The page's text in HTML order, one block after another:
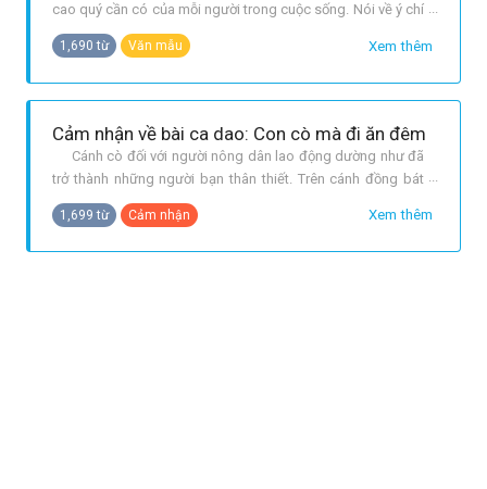
cao quý cần có của mỗi người trong cuộc sống. Nói về ý chí
nghị lực nhân dân ta có câu tục ngữ: “Có chí thì nên”. Câu
tục ngữ đã đề cao ý chí, nghị lực trong cuộc sống và
chúng ta
Xem thêm
1,690 từ Văn mẫu
Cảm nhận về bài ca dao: Con cò mà đi ăn đêm
Cánh cò đối với người nông dân lao động dường như đã
trở thành những người bạn thân thiết. Trên cánh đồng bát
ngát, có lúc nào mà những người nông dân lại không gặp
con cò. Trong ca dao, cái cò chính là hiện thân của những
Xem thêm
1,699 từ Cảm nhận